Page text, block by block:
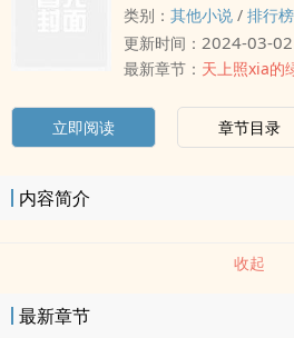
类别： 其他小说 / 排行榜
更新时间： 2024-03-
最新章节： 天上照xia的
立即阅读 章节目录
内容简介
收起
最新章节